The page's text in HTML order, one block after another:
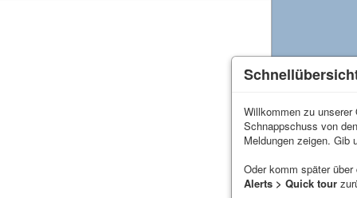
Willkommen zu
Schnappschuss von
Meldungen zeigen. Gib
Oder komm später über
Alerts > Quick tour